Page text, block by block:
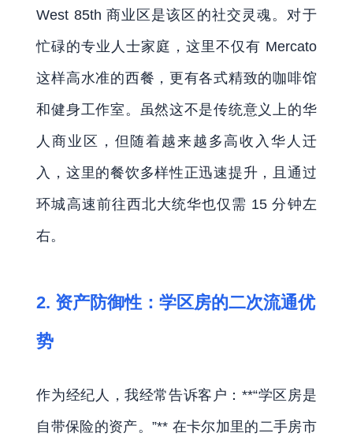
West 85th 商业区是该区的社交灵魂。对于
忙碌的专业人士家庭，这里不仅有 Mercato
这样高水准的西餐，更有各式精致的咖啡馆
和健身工作室。虽然这不是传统意义上的华
人商业区，但随着越来越多高收入华人迁
入，这里的餐饮多样性正迅速提升，且通过
环城高速前往西北大统华也仅需 15 分钟左
右。
2. 资产防御性：学区房的二次流通优
势
作为经纪人，我经常告诉客户：**“学区房是
自带保险的资产。”** 在卡尔加里的二手房市